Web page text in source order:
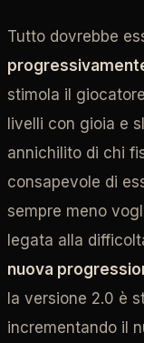
Tutto dovrebbe
stimola il
livelli con gioia e
annichilito di chi
consapevole di
sempre meno
legata alla
nuova
la versione 2.0 è
incrementando il